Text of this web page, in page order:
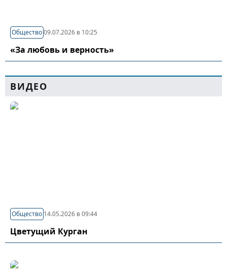
Общество09.07.2026 в 10:25
«За любовь и верность»
ВИДЕО
Общество 14.05.2026 в 09:44
Цветущий Курган